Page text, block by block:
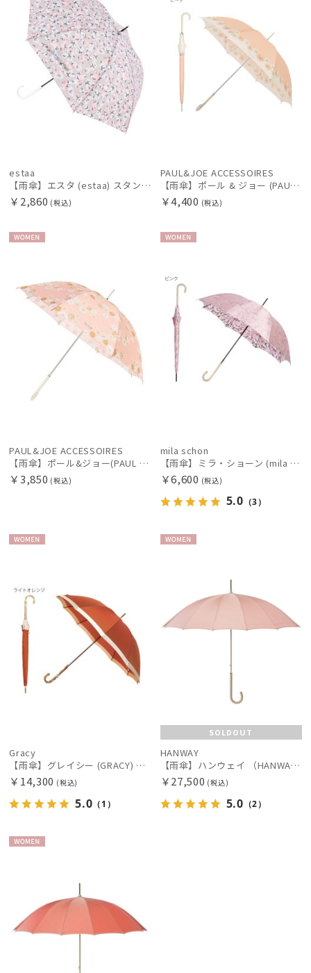
estaa
【雨傘】エスタ (estaa) スタンプフラワー 長傘 晴雨兼用 UV 耐風傘 ジャンプ式
￥2,860 (税込)
PAUL&JOE ACCESSOIRES
【雨傘】ポール & ジョー (PAUL & JOE ACCESSOIRES) クリザンテーム 長傘 RP10172
￥4,400 (税込)
PAUL&JOE ACCESSOIRES
【雨傘】ポール&ジョー(PAUL & JOE ACCESSOIRES) クリザンテーム 長傘【公式ムーンバット】 レディース 花 UV加工 グラス骨
￥3,850 (税込)
mila schon
【雨傘】ミラ・ショーン (mila schon) 花柄 長傘 レディース 【公式ムーンバット】 ブランド 耐風傘 ジャンプ式 グラスファイバー ギフト
￥6,600 (税込)
5.0 （3）
Gracy
【雨傘】グレイシー (GRACY) 日本製 バイカラー 長傘 【公式ムーンバット】 日本製 12本骨 ギフト
￥14,300 (税込)
5.0 （1）
SOLDOUT
HANWAY
【雨傘】ハンウェイ （HANWAY ）真田耳（サナダミミ）長傘 日本製 カーボン骨
￥27,500 (税込)
5.0 （2）